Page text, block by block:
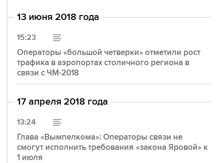
13 июня 2018 года
15:23
Операторы «большой четверки» отметили рост
трафика в аэропортах столичного региона в
связи с ЧМ-2018
17 апреля 2018 года
13:24
Глава «Вымпелкома»: Операторы связи не
смогут исполнить требования «закона Яровой» к
1 июля